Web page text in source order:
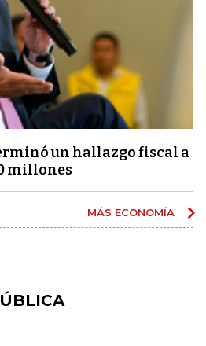
un hallazgo fiscal a
millones
MÁS ECONOMÍA